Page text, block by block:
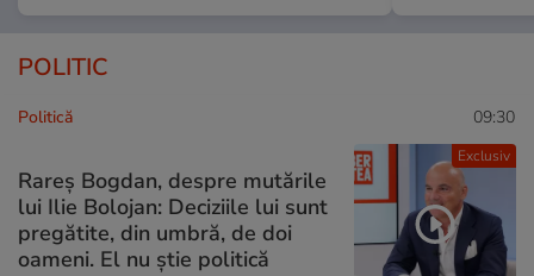
POLITIC
Exclusiv
Politică 09:30
Rareș Bogdan, despre mutările
lui Ilie Bolojan: Deciziile lui sunt
pregătite, din umbră, de doi
oameni. El nu știe politică